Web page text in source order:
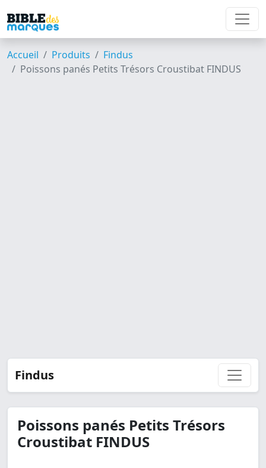
Accueil Produits
Findus
Poissons panés Petits Trésors Croustibat FINDUS
Findus
Poissons panés Petits Trésors
Croustibat FINDUS